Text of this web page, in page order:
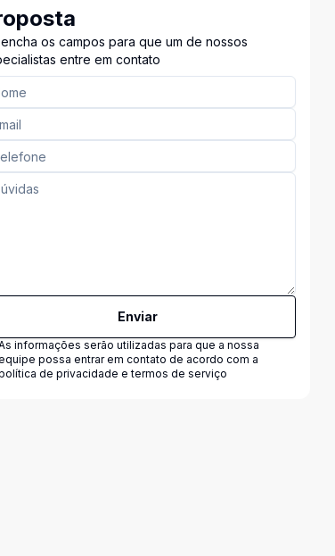
os campos para que um de nossos
entre em contato
Enviar
informações serão utilizadas para que a nossa
possa entrar em contato de acordo com a
de privacidade e termos de serviço